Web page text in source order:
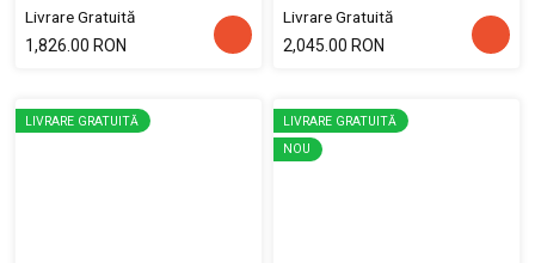
Livrare Gratuită
1,826.00 RON
Livrare Gratuită
2,045.00 RON
LIVRARE GRATUITĂ
LIVRARE GRATUITĂ
NOU